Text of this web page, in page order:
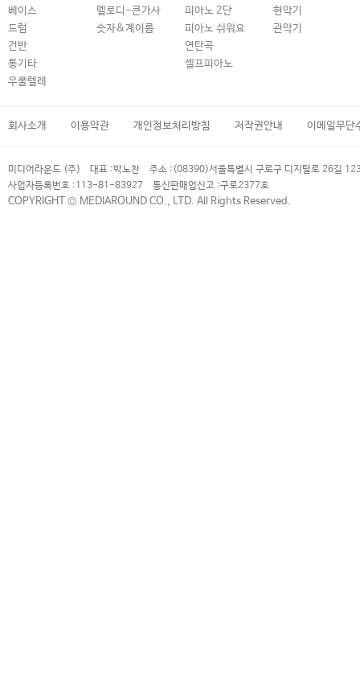
베이스
드럼
건반
통기타
우쿨렐레
멜로디-큰가사
숫자&계이름
피아노 2단
피아노 쉬워요
연탄곡
셀프피아노
현악기
관악기
회사소개 이용약관 개인정보처리방침 저작권안내 이메일무단
미디어라운드 (주) 대표 :박노찬 주소 : (08390)서울특별시 구로구 디지털로 26길
사업자등록번호 :113-81-83927 통신판매업신고 :구로2377호
COPYRIGHT © MEDIAROUND CO., LTD. All Rights Reserved.